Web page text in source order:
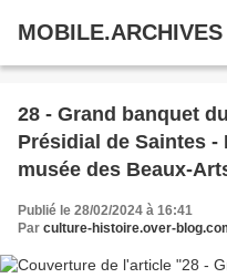
MOBILE.ARCHIVES
28 - Grand banquet
Présidial de Saintes
musée des Beaux-
Publié le 28/02/2024 à 16:41
Par culture-histoire.over-